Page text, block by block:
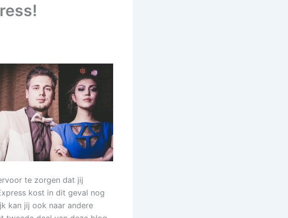
te zorgen dat jij
kost in dit geval nog
kan jij ook naar andere